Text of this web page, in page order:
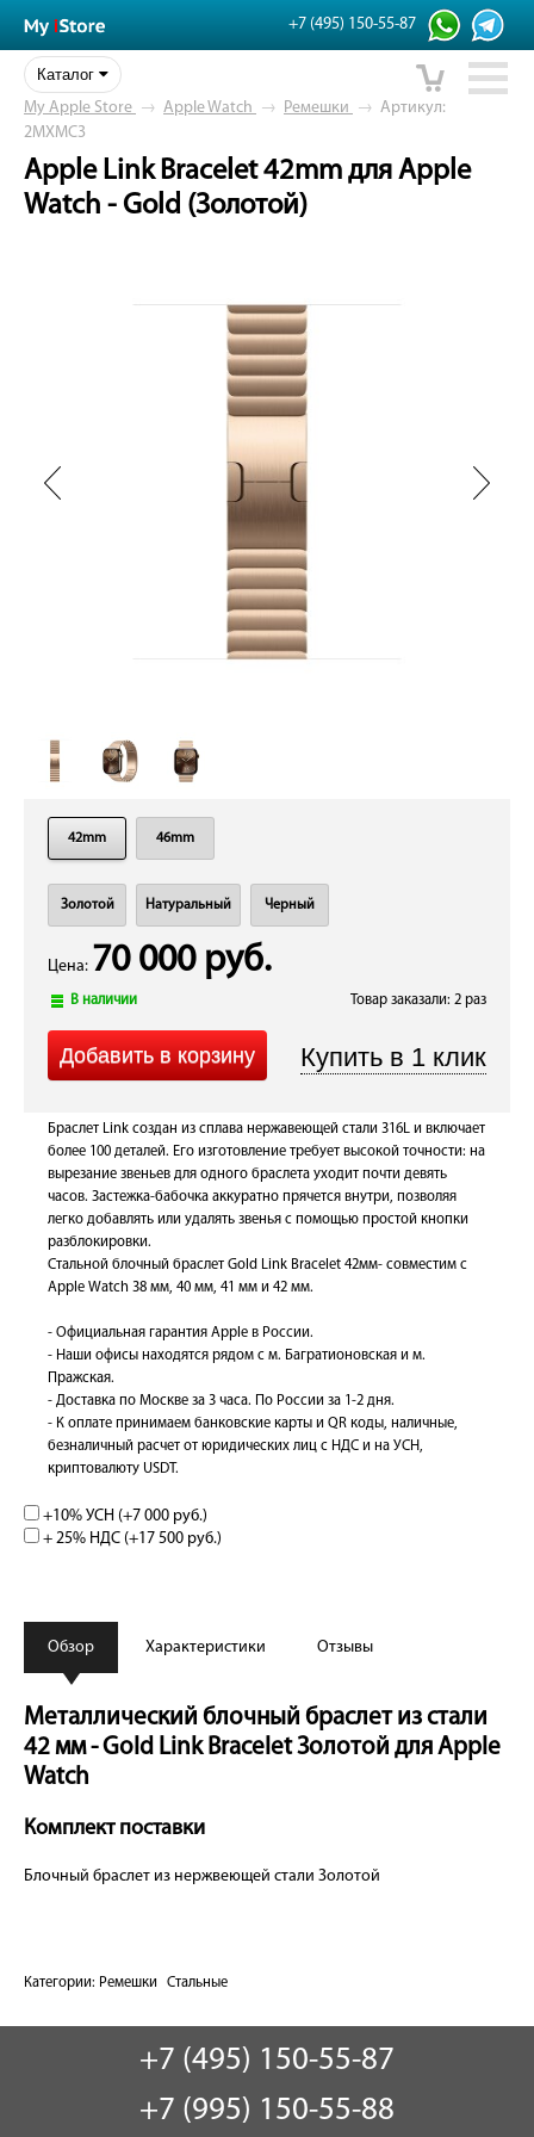
+7 (495) 150-55-87
Каталог
My Apple Store → Apple Watch → Ремешки → Артикул:
2MXMC3
Apple Link Bracelet 42mm для Apple
Watch - Gold (Золотой)
42mm 46mm
Золотой Натуральный Черный
Цена: 70 000 руб.
В наличии Товар заказали: 2 раз
Браслет Link создан из сплава нержавеющей стали 316L и включает
более 100 деталей. Его изготовление требует высокой точности: на
вырезание звеньев для одного браслета уходит почти девять
часов. Застежка-бабочка аккуратно прячется внутри, позволяя
легко добавлять или удалять звенья с помощью простой кнопки
разблокировки.
Стальной блочный браслет Gold Link Bracelet 42мм- совместим с
Apple Watch 38 мм, 40 мм, 41 мм и 42 мм.
- Официальная гарантия Apple в России.
- Наши офисы находятся рядом с м. Багратионовская и м.
Пражская.
- Доставка по Москве за 3 часа. По России за 1-2 дня.
- К оплате принимаем банковские карты и QR коды, наличные,
безналичный расчет от юридических лиц с НДС и на УСН,
криптовалюту USDT.
+10% УСН (+7 000 руб.)
+ 25% НДС (+17 500 руб.)
Обзор Характеристики Отзывы
Металлический блочный браслет из стали
42 мм - Gold Link Bracelet Золотой для Apple
Watch
Комплект поставки
Блочный браслет из нержвеющей стали Золотой
Категории: Ремешки Стальные
+7 (495) 150-55-87
+7 (995) 150-55-88